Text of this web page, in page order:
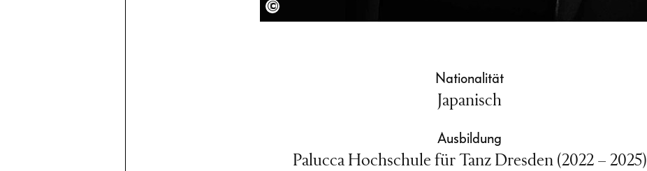
Nationalität
Japanisch
Ausbildung
Palucca Hochschule für Tanz Dresden (2022 – 2025)